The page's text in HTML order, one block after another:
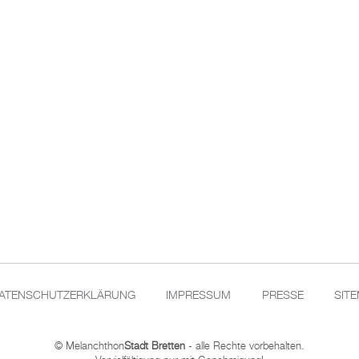
IMPRESSUM PRESSE
© MelanchthonStadt Bretten - alle Rechte vorbehalten.